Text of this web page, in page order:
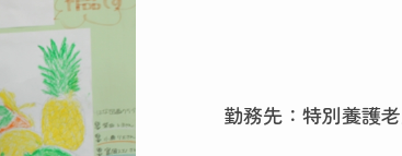
勤務先：特別養護